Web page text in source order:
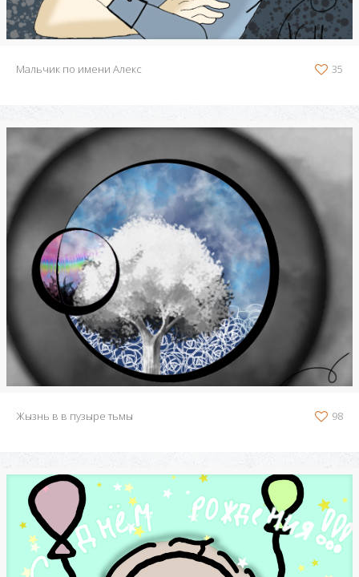
Мальчик по имени Алекс 35
Жызнь в в пузыре тьмы 98